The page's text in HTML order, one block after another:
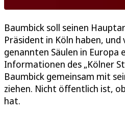
Baumbick soll seinen
Präsident in Köln haben,
genannten Säulen in Europa
Informationen des „Kölner
Baumbick gemeinsam mit
ziehen. Nicht öffentlich ist,
hat.